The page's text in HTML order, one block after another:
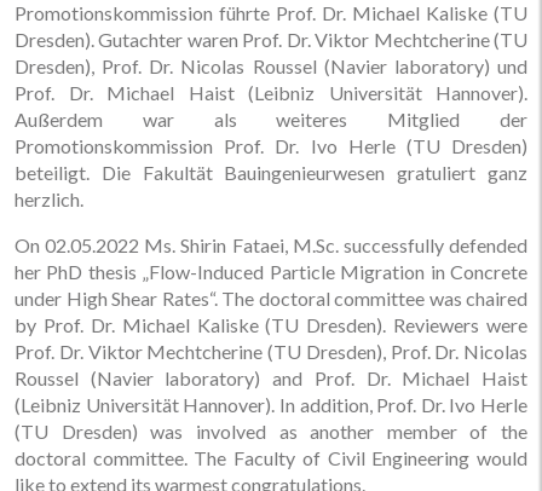
Promotionskommission führte Prof. Dr. Michael Kaliske (TU
Dresden). Gutachter waren Prof. Dr. Viktor Mechtcherine (TU
Dresden), Prof. Dr. Nicolas Roussel (Navier laboratory) und
Prof. Dr. Michael Haist (Leibniz Universität Hannover).
Außerdem war als weiteres Mitglied der
Promotionskommission Prof. Dr. Ivo Herle (TU Dresden)
beteiligt. Die Fakultät Bauingenieurwesen gratuliert ganz
herzlich.
On 02.05.2022 Ms. Shirin Fataei, M.Sc. successfully defended
her PhD thesis „Flow-Induced Particle Migration in Concrete
under High Shear Rates“. The doctoral committee was chaired
by Prof. Dr. Michael Kaliske (TU Dresden). Reviewers were
Prof. Dr. Viktor Mechtcherine (TU Dresden), Prof. Dr. Nicolas
Roussel (Navier laboratory) and Prof. Dr. Michael Haist
(Leibniz Universität Hannover). In addition, Prof. Dr. Ivo Herle
(TU Dresden) was involved as another member of the
doctoral committee. The Faculty of Civil Engineering would
like to extend its warmest congratulations.